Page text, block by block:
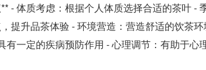
- 体质考虑：根据个人体质选择合适的茶叶 -
提升品茶体验 - 环境营造：营造舒适的饮茶
一定的疾病预防作用 - 心理调节：有助于心